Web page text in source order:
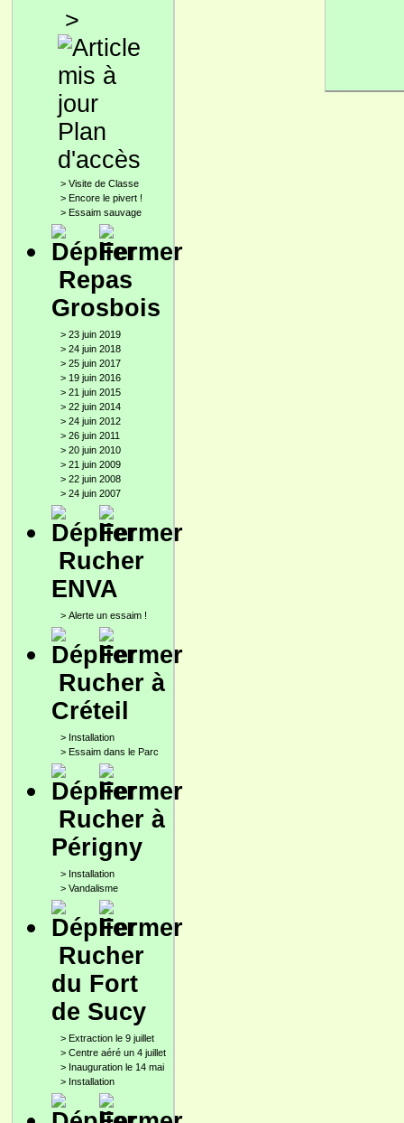
>
Plan
d'accès
> Visite de Classe
> Encore le pivert !
> Essaim sauvage
Repas
Grosbois
> 23 juin 2019
> 24 juin 2018
> 25 juin 2017
> 19 juin 2016
> 21 juin 2015
> 22 juin 2014
> 24 juin 2012
> 26 juin 2011
> 20 juin 2010
> 21 juin 2009
> 22 juin 2008
> 24 juin 2007
Rucher
ENVA
> Alerte un essaim !
Rucher à
Créteil
> Installation
> Essaim dans le Parc
Rucher à
Périgny
> Installation
> Vandalisme
Rucher
du Fort
de Sucy
> Extraction le 9 juillet
> Centre aéré un 4 juillet
> Inauguration le 14 mai
> Installation